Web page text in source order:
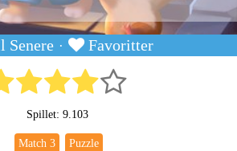
Senere · Favoritter
Spillet: 9.103
Match 3 Puzzle